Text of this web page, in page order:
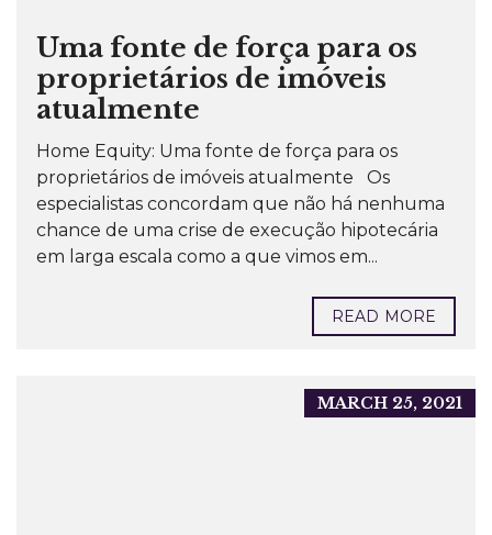
Uma fonte de força para os
proprietários de imóveis
atualmente
Home Equity: Uma fonte de força para os
proprietários de imóveis atualmente Os
especialistas concordam que não há nenhuma
chance de uma crise de execução hipotecária
em larga escala como a que vimos em...
READ MORE
MARCH 25, 2021